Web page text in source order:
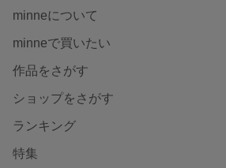
minneについて
minneで買いたい
作品をさがす
ショップをさがす
ランキング
特集